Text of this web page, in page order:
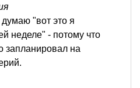
"вот это я
неделе" - потому что
запланировал на